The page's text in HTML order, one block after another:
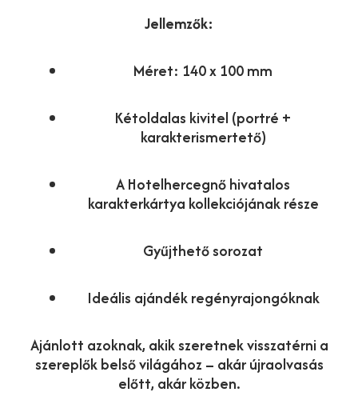
Jellemzők:
Méret: 140 x 100 mm
Kétoldalas kivitel (portré +
karakterismertető)
A Hotelhercegnő hivatalos
karakterkártya kollekciójának része
Gyűjthető sorozat
Ideális ajándék regényrajongóknak
Ajánlott azoknak, akik szeretnek visszatérni a
szereplők belső világához – akár újraolvasás
előtt, akár közben.